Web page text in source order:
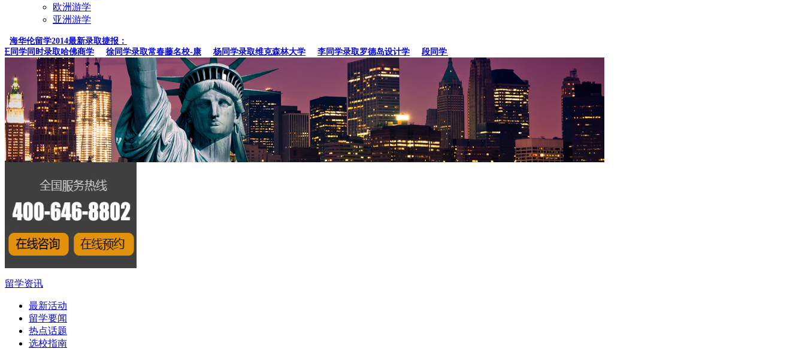
欧洲游学
亚洲游学
海华伦留学2014最新录取捷报：
学同时录取哈佛商学
徐同学录取常春藤名校-康 杨同学录取维克森林大学 李同学录取罗德岛设计学 段同学、贾同学录取纽约
留学资讯
最新活动
留学要闻
热点话题
选校指南